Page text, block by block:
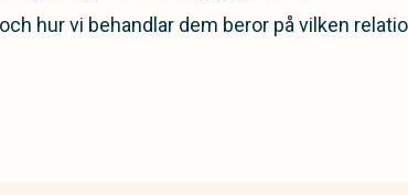
hur vi behandlar dem beror på vilken